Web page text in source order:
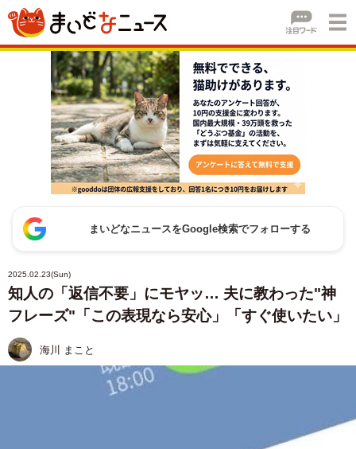
まいどなニュースをGoogle検索でフォローする
2025.02.23(Sun)
知人の「返信不要」にモヤッ… 夫に教わった"神
フレーズ"「この表現なら安心」「すぐ使いたい」
海川 まこと